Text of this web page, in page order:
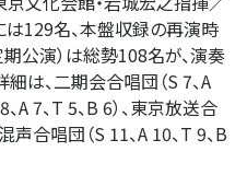
129名、本盤収録の再演時
公演）は総勢108名が、演奏
は、二期会合唱団（S 7、A
A 7、T 5、B 6）、東京放送合
声合唱団（S 11、A 10、T 9、B